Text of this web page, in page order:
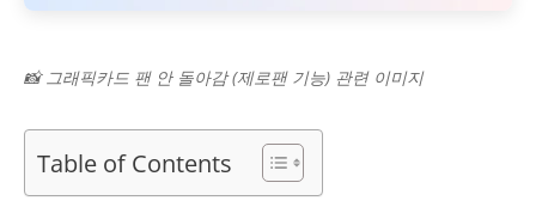
📸 그래픽카드 팬 안 돌아감 (제로팬 기능) 관련 이미지
Table of Contents